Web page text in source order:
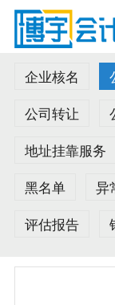
企业核名
公司转让
地址挂靠服务
黑名单
异
评估报告